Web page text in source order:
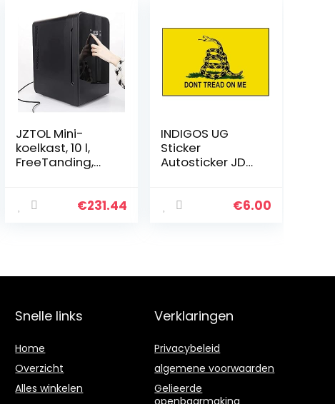
JZTOL Mini-
koelkast, 10 l,
FreeTanding,
voedselverwar
€231.44
INDIGOS UG
Sticker
Autosticker JDM
Dont Tread on
€6.00
Snelle links
Home
Overzicht
Alles winkelen
Verklaringen
Privacybeleid
algemene voorwaarden
Gelieerde
openbaarmaking